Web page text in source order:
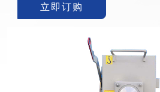
立即订购